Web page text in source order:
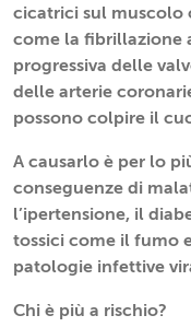
cicatrici sul muscolo
come la fibrillazione
progressiva delle
delle arterie
possono colpire il
A causarlo è per lo
conseguenze di
l’ipertensione, il
tossici come il fumo
patologie infettive
Chi è più a rischio?